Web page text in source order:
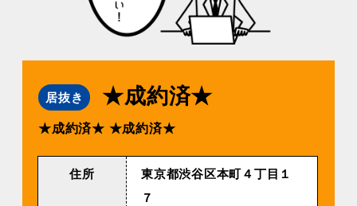
居抜き ★成約済★
★成約済★ ★成約済★
住所
東京都渋谷区本町４丁目１
７